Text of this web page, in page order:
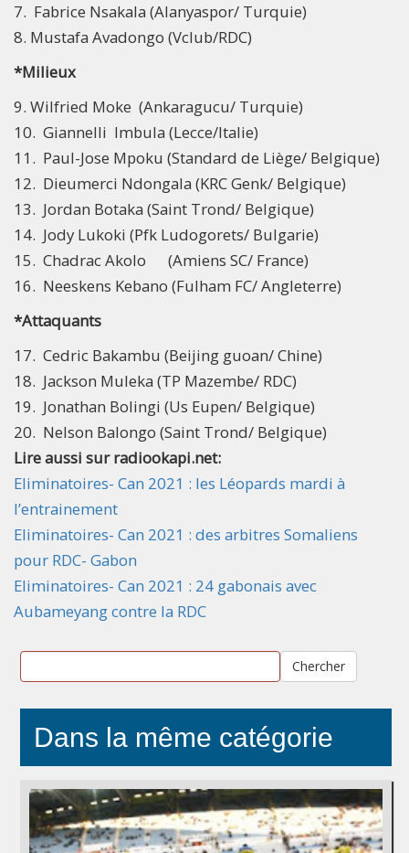
7. Fabrice Nsakala (Alanyaspor/ Turquie)
8. Mustafa Avadongo (Vclub/RDC)
*Milieux
9. Wilfried Moke (Ankaragucu/ Turquie)
10. Giannelli Imbula (Lecce/Italie)
11. Paul-Jose Mpoku (Standard de Liège/ Belgique)
12. Dieumerci Ndongala (KRC Genk/ Belgique)
13. Jordan Botaka (Saint Trond/ Belgique)
14. Jody Lukoki (Pfk Ludogorets/ Bulgarie)
15. Chadrac Akolo (Amiens SC/ France)
16. Neeskens Kebano (Fulham FC/ Angleterre)
*Attaquants
17. Cedric Bakambu (Beijing guoan/ Chine)
18. Jackson Muleka (TP Mazembe/ RDC)
19. Jonathan Bolingi (Us Eupen/ Belgique)
20. Nelson Balongo (Saint Trond/ Belgique)
Lire aussi sur radiookapi.net:
Eliminatoires- Can 2021 : les Léopards mardi à
l’entrainement
Eliminatoires- Can 2021 : des arbitres Somaliens
pour RDC- Gabon
Eliminatoires- Can 2021 : 24 gabonais avec
Aubameyang contre la RDC
Chercher
Dans la même catégorie